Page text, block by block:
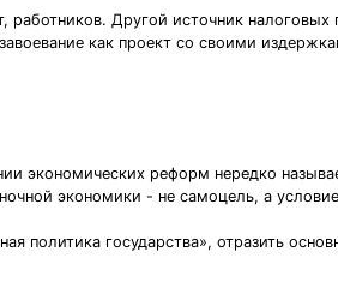
Другой источник
как проект со своими
экономических реформ нередко
экономики - не самоцель, а
политика государства», отразить